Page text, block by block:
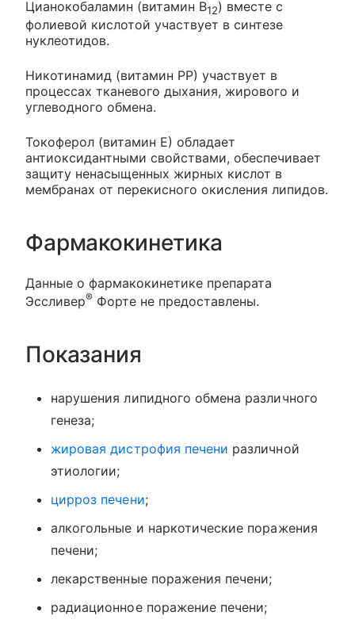
Цианокобаламин (витамин B12) вместе с
фолиевой кислотой участвует в синтезе
нуклеотидов.
Никотинамид (витамин РР) участвует в
процессах тканевого дыхания, жирового и
углеводного обмена.
Токоферол (витамин Е) обладает
антиоксидантными свойствами, обеспечивает
защиту ненасыщенных жирных кислот в
мембранах от перекисного окисления липидов.
Фармакокинетика
Данные о фармакокинетике препарата
Эссливер® Форте не предоставлены.
Показания
нарушения липидного обмена различного
генеза;
жировая дистрофия печени различной
этиологии;
цирроз печени;
алкогольные и наркотические поражения
печени;
лекарственные поражения печени;
радиационное поражение печени;